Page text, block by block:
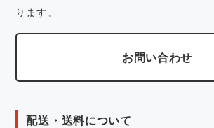
ります。
お問い合わせ
配送・送料について